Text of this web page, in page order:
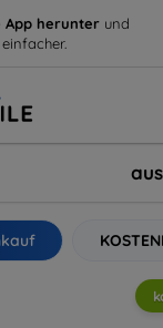
App herunter und